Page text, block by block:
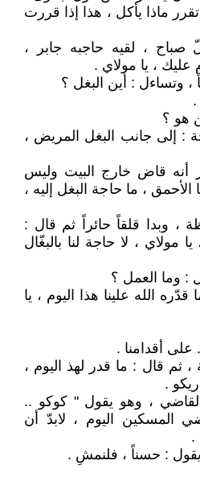
ماذا يأكل ، هذا إذا قررت
، لقيه حاجبه جابر ،
عليك ، يا مولاي .
وتساءل : أين البغل ؟
.
هو ؟
: إلى جانب البغل المريض ،
أنه قاض خارج البيت وليس
الأحمق ، ما حاجة البغل إليه ،
، وبدا قلقاً حائراً ثم قال :
، لا حاجة لنا بالبغّال
: وما العمل ؟
الله علينا هذا اليوم ، يا
أقدامنا .
ثم قال : ما قدر لهذ اليوم ،
.
، وهو يقول " كوكو ..
المسكين اليوم ، لابدّ أن
.
يقول : حسناً ، فلنمشِ .